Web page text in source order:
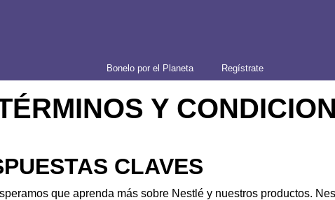
Bonelo por el Planeta Regístrate
Y
CLAVES
que aprenda más sobre Nestlé y nuestros productos.